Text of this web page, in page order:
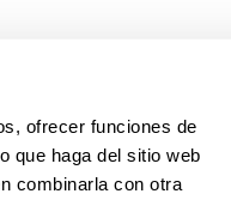
ofrecer funciones de
que haga del sitio web
combinarla con otra